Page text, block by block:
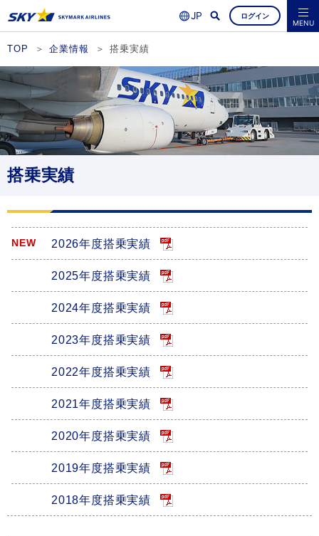
ログイン
空席照会・ご予約
よくあるご質問 MENU
TOP 企業情報 搭乗実績
搭乗実績
2026年度搭乗実績
2025年度搭乗実績
2024年度搭乗実績
2023年度搭乗実績
2022年度搭乗実績
2021年度搭乗実績
2020年度搭乗実績
2019年度搭乗実績
2018年度搭乗実績